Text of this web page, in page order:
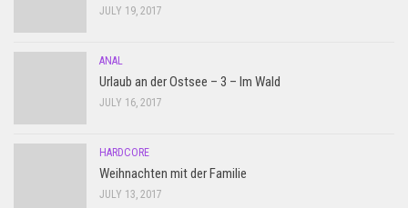
JULY 19, 2017
ANAL
Urlaub an der Ostsee – 3 – Im Wald
JULY 16, 2017
HARDCORE
Weihnachten mit der Familie
JULY 13, 2017